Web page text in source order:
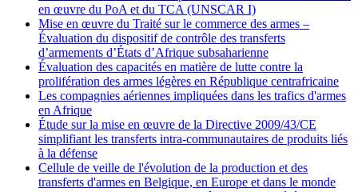
en œuvre du PoA et du TCA (UNSCAR I)
Mise en œuvre du Traité sur le commerce des armes –
Évaluation du dispositif de contrôle des transferts
d’armements d’États d’Afrique subsaharienne
Évaluation des capacités en matière de lutte contre la
prolifération des armes légères en République centrafricaine
Les compagnies aériennes impliquées dans les trafics d'armes
en Afrique
Étude sur la mise en œuvre de la Directive 2009/43/CE
simplifiant les transferts intra-communautaires de produits liés
à la défense
Cellule de veille de l'évolution de la production et des
transferts d'armes en Belgique, en Europe et dans le monde